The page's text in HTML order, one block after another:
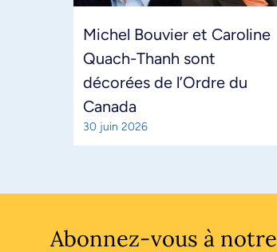
Michel Bouvier et Caroline
Quach-Thanh sont
décorées de l’Ordre du
Canada
30 juin 2026
Abonnez-vous à notre